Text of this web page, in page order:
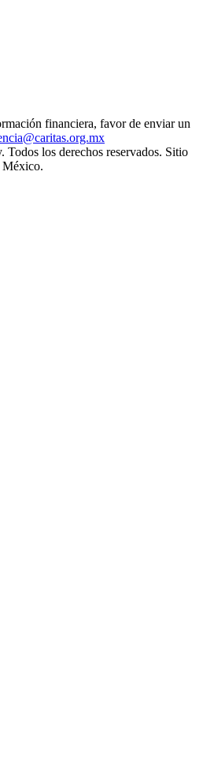
financiera, favor de enviar un
los derechos reservados. Sitio
México.